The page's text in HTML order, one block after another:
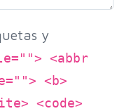
y
<abbr
<b>
<code>